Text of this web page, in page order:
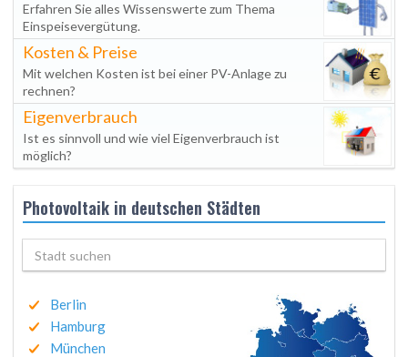
Erfahren Sie alles Wissenswerte zum Thema
Einspeisevergütung.
Kosten & Preise
Mit welchen Kosten ist bei einer PV-Anlage zu
rechnen?
Eigenverbrauch
Ist es sinnvoll und wie viel Eigenverbrauch ist
möglich?
Photovoltaik in deutschen Städten
Berlin
Hamburg
München